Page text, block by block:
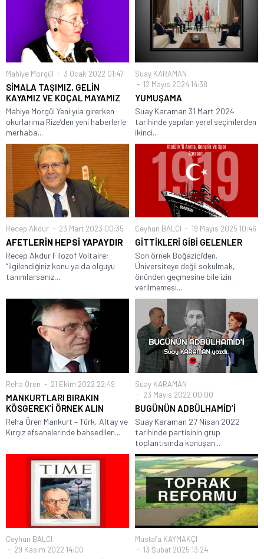
Mahiye Morgül 3 Ocak 2022 01:47
SİMALA TAŞIMIZ, GELİN
KAYAMIZ VE KOÇAL MAYAMIZ
Mahiye Morgül Yeni yıla girerken
okurlarıma Rize’den yeni haberlerle
merhaba...
Suay KARAMAN
12 Mayıs 2024 14:38
YUMUŞAMA
Suay Karaman 31 Mart 2024
tarihinde yapılan yerel seçimlerden
ikinci...
Recep Akdur 23 Mart 2023 00:35
AFETLERİN HEPSİ YAPAYDIR
Recep Akdur Filozof Voltaire;
“ilgilendiğiniz konu ya da olguyu
tanımlarsanız,...
Ceyhun BALCI 19 Mayıs 2025 10:46
GİTTİKLERİ GİBİ GELENLER
Son örnek Boğaziçi’den.
Üniversiteye değil sokulmak,
önünden geçmesine bile izin
verilmemesi...
Reha Ören 21 Ekim 2022 22:49
MANKURTLARI BIRAKIN
KÖSGEREK’İ ÖRNEK ALIN
Reha Ören Mankurt – Türk, Altay ve
Kırgız efsanelerinde bahsedilen...
Suay KARAMAN
23 Mayıs 2022 00:00
BUGÜNÜN ADBÜLHAMİD’İ
Suay Karaman 27 Nisan 2022
tarihinde partisinin grup
toplantısında konuşan...
Ceyhun BALCI
29 Kasım 2022 14:00
Mustafa KAYMAKÇI
13 Şubat 2025 13:24